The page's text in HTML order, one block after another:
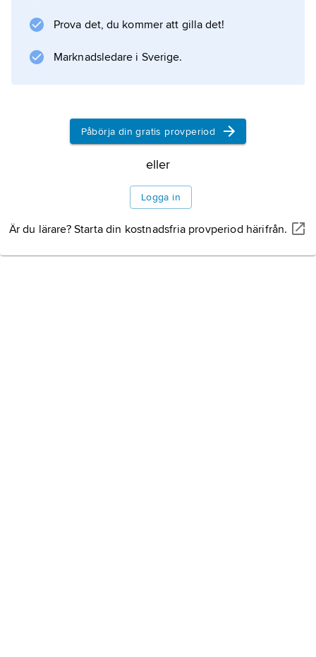
Information om artikeln
Prova det, du kommer att gilla det!
Marknadsledare i Sverige.
Påbörja din gratis provperiod
eller
Logga in
Är du lärare? Starta din kostnadsfria provperiod härifrån.